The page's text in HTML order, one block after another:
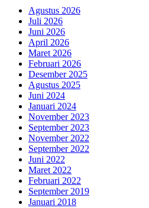
Agustus 2026
Juli 2026
Juni 2026
April 2026
Maret 2026
Februari 2026
Desember 2025
Agustus 2025
Juni 2024
Januari 2024
November 2023
September 2023
November 2022
September 2022
Juni 2022
Maret 2022
Februari 2022
September 2019
Januari 2018